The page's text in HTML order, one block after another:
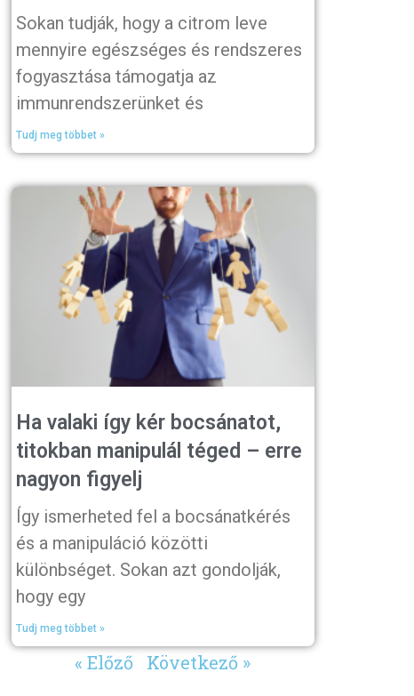
Sokan tudják, hogy a citrom leve
mennyire egészséges és rendszeres
fogyasztása támogatja az
immunrendszerünket és
Tudj meg többet »
Ha valaki így kér bocsánatot,
titokban manipulál téged – erre
nagyon figyelj
Így ismerheted fel a bocsánatkérés
és a manipuláció közötti
különbséget. Sokan azt gondolják,
hogy egy
Tudj meg többet »
« Előző Következő »